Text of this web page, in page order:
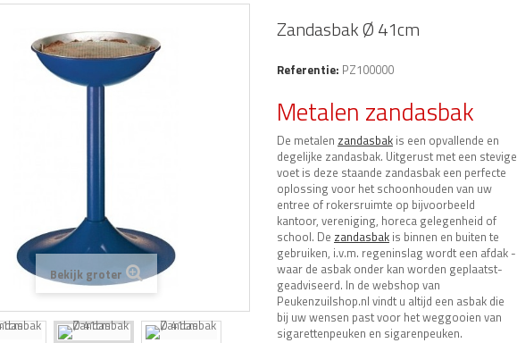
Bekijk groter
Zandasbak Ø 41cm
Referentie: PZ100000
Metalen zandasbak
De metalen zandasbak is een opvallende en
degelijke zandasbak. Uitgerust met een stevige
voet is deze staande zandasbak een perfecte
oplossing voor het schoonhouden van uw
entree of rokersruimte op bijvoorbeeld
kantoor, vereniging, horeca gelegenheid of
school. De zandasbak is binnen en buiten te
gebruiken, i.v.m. regeninslag wordt een afdak -
waar de asbak onder kan worden geplaatst-
geadviseerd. In de webshop van
Peukenzuilshop.nl vindt u altijd een asbak die
bij uw wensen past voor het weggooien van
sigarettenpeuken en sigarenpeuken.